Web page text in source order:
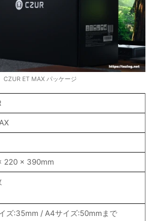
CZUR ET MAX パッケージ
220 x 390mm
ズ:35mm / A4サイズ:50mmまで